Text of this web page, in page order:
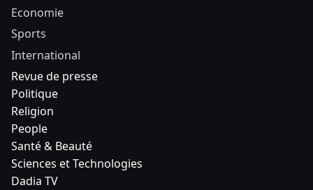
Economie
Sports
International
Revue de presse
Politique
Religion
People
Santé & Beauté
Sciences et Technologies
Dadia TV